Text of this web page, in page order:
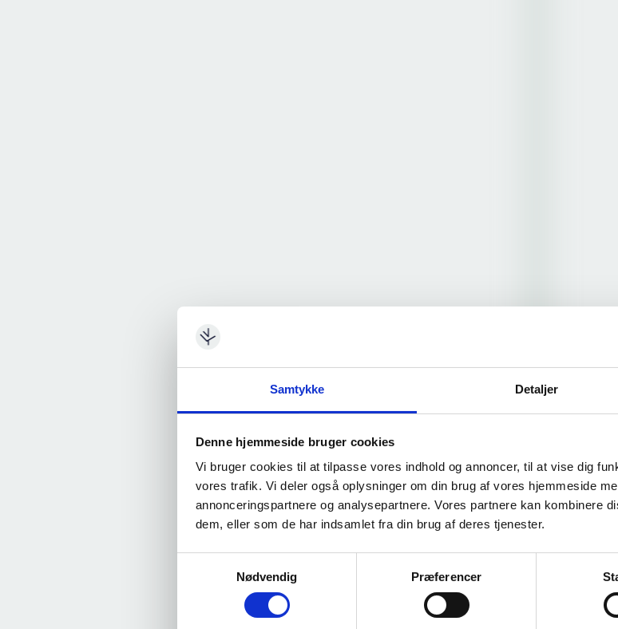
Samtykke Detaljer
Denne hjemmeside bruger cookies
Vi bruger cookies til at tilpasse vores indhold og annoncer, til at vise dig
vores trafik. Vi deler også oplysninger om din brug af vores hjemmeside
annonceringspartnere og analysepartnere. Vores partnere kan kombinere
dem, eller som de har indsamlet fra din brug af deres tjenester.
Nødvendig
Præferencer